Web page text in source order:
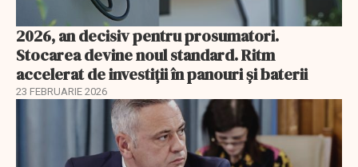
2026, an decisiv pentru prosumatori.
Stocarea devine noul standard. Ritm
accelerat de investiții în panouri și baterii
23 FEBRUARIE 2026